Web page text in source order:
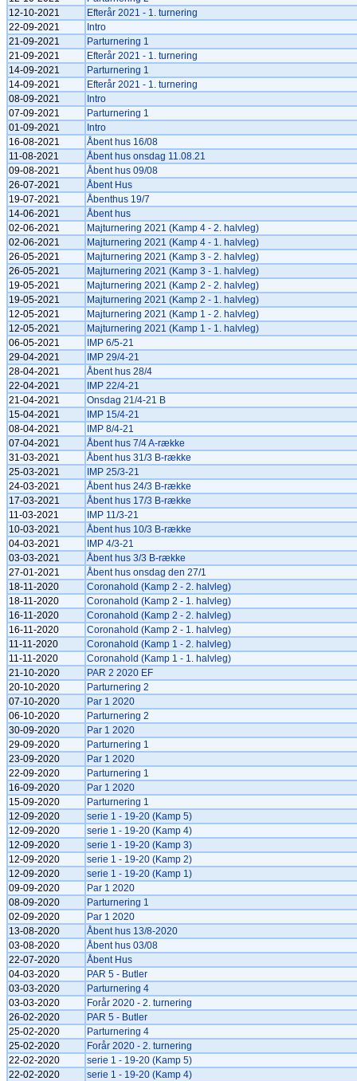
12-10-2021
Efterår 2021 - 1. turnering
22-09-2021
Intro
21-09-2021
Parturnering 1
21-09-2021
Efterår 2021 - 1. turnering
14-09-2021
Parturnering 1
14-09-2021
Efterår 2021 - 1. turnering
08-09-2021
Intro
07-09-2021
Parturnering 1
01-09-2021
Intro
16-08-2021
Åbent hus 16/08
11-08-2021
Åbent hus onsdag 11.08.21
09-08-2021
Åbent hus 09/08
26-07-2021
Åbent Hus
19-07-2021
Åbenthus 19/7
14-06-2021
Åbent hus
02-06-2021
Majturnering 2021 (Kamp 4 - 2. halvleg)
02-06-2021
Majturnering 2021 (Kamp 4 - 1. halvleg)
26-05-2021
Majturnering 2021 (Kamp 3 - 2. halvleg)
26-05-2021
Majturnering 2021 (Kamp 3 - 1. halvleg)
19-05-2021
Majturnering 2021 (Kamp 2 - 2. halvleg)
19-05-2021
Majturnering 2021 (Kamp 2 - 1. halvleg)
12-05-2021
Majturnering 2021 (Kamp 1 - 2. halvleg)
12-05-2021
Majturnering 2021 (Kamp 1 - 1. halvleg)
06-05-2021
IMP 6/5-21
29-04-2021
IMP 29/4-21
28-04-2021
Åbent hus 28/4
22-04-2021
IMP 22/4-21
21-04-2021
Onsdag 21/4-21 B
15-04-2021
IMP 15/4-21
08-04-2021
IMP 8/4-21
07-04-2021
Åbent hus 7/4 A-række
31-03-2021
Åbent hus 31/3 B-række
25-03-2021
IMP 25/3-21
24-03-2021
Åbent hus 24/3 B-række
17-03-2021
Åbent hus 17/3 B-række
11-03-2021
IMP 11/3-21
10-03-2021
Åbent hus 10/3 B-række
04-03-2021
IMP 4/3-21
03-03-2021
Åbent hus 3/3 B-række
27-01-2021
Åbent hus onsdag den 27/1
18-11-2020
Coronahold (Kamp 2 - 2. halvleg)
18-11-2020
Coronahold (Kamp 2 - 1. halvleg)
16-11-2020
Coronahold (Kamp 2 - 2. halvleg)
16-11-2020
Coronahold (Kamp 2 - 1. halvleg)
11-11-2020
Coronahold (Kamp 1 - 2. halvleg)
11-11-2020
Coronahold (Kamp 1 - 1. halvleg)
21-10-2020
PAR 2 2020 EF
20-10-2020
Parturnering 2
07-10-2020
Par 1 2020
06-10-2020
Parturnering 2
30-09-2020
Par 1 2020
29-09-2020
Parturnering 1
23-09-2020
Par 1 2020
22-09-2020
Parturnering 1
16-09-2020
Par 1 2020
15-09-2020
Parturnering 1
12-09-2020
serie 1 - 19-20 (Kamp 5)
12-09-2020
serie 1 - 19-20 (Kamp 4)
12-09-2020
serie 1 - 19-20 (Kamp 3)
12-09-2020
serie 1 - 19-20 (Kamp 2)
12-09-2020
serie 1 - 19-20 (Kamp 1)
09-09-2020
Par 1 2020
08-09-2020
Parturnering 1
02-09-2020
Par 1 2020
13-08-2020
Åbent hus 13/8-2020
03-08-2020
Åbent hus 03/08
22-07-2020
Åbent Hus
04-03-2020
PAR 5 - Butler
03-03-2020
Parturnering 4
03-03-2020
Forår 2020 - 2. turnering
26-02-2020
PAR 5 - Butler
25-02-2020
Parturnering 4
25-02-2020
Forår 2020 - 2. turnering
22-02-2020
serie 1 - 19-20 (Kamp 5)
22-02-2020
serie 1 - 19-20 (Kamp 4)